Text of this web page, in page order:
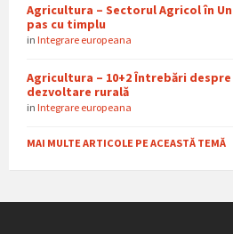
Agricultura – Sectorul Agricol în
pas cu timplu
in Integrare europeana
Agricultura – 10+2 Întrebări
dezvoltare rurală
in Integrare europeana
MAI MULTE ARTICOLE PE ACEASTĂ TEMĂ